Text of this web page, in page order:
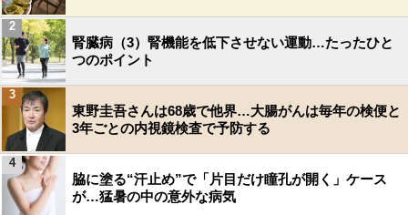
腎臓病（3）腎機能を低下させない運動…たったひと
つのポイント
2
東野圭吾さんは68歳で他界…大腸がんは毎年の検便と
3年ごとの内視鏡検査で予防する
3
脇に塗る“汗止め”で「片目だけ瞳孔が開く」ケース
が…猛暑の中の意外な病気
4